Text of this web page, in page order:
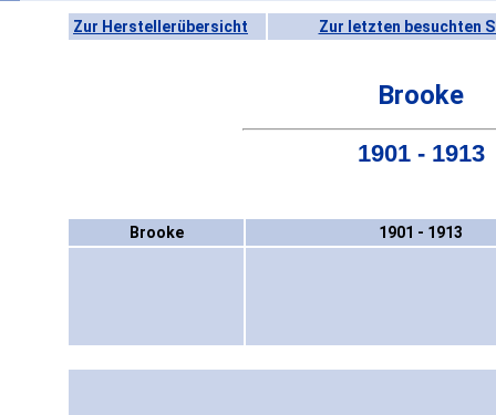
Zur Herstellerübersicht Zur letzten besuchten
Brooke
1901 - 1913
Brooke 1901 - 1913